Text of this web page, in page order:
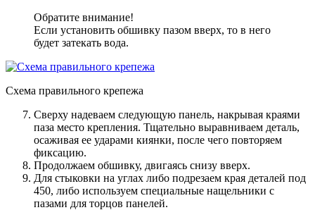
Обратите внимание!
Если установить обшивку пазом вверх, то в него
будет затекать вода.
Схема правильного крепежа
Сверху надеваем следующую панель, накрывая краями
паза место крепления. Тщательно выравниваем деталь,
осаживая ее ударами киянки, после чего повторяем
фиксацию.
Продолжаем обшивку, двигаясь снизу вверх.
Для стыковки на углах либо подрезаем края деталей под
450, либо используем специальные нащельники с
пазами для торцов панелей.